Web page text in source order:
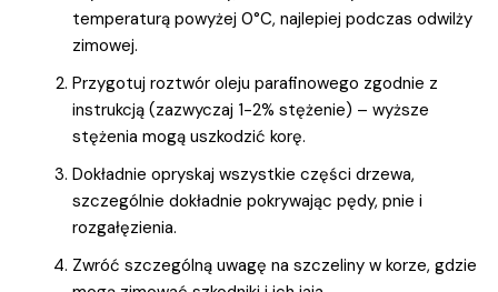
temperaturą powyżej 0°C, najlepiej podczas odwilży
zimowej.
Przygotuj roztwór oleju parafinowego zgodnie z
instrukcją (zazwyczaj 1-2% stężenie) – wyższe
stężenia mogą uszkodzić korę.
Dokładnie opryskaj wszystkie części drzewa,
szczególnie dokładnie pokrywając pędy, pnie i
rozgałęzienia.
Zwróć szczególną uwagę na szczeliny w korze, gdzie